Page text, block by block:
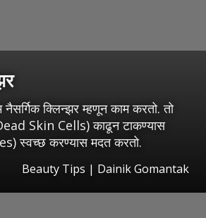
नैसर्गिक क्लिन्झर म्हणून काम करतो. तो
Skin Cells) काढून टाकण्यास
स्वच्छ करण्यास मदत करतो.
Beauty Tips | Dainik Gomantak